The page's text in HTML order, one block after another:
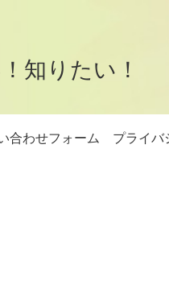
はアフィリエ
知りたい！
合わせフォーム プライバ